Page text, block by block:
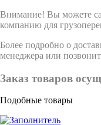
Внимание! Вы можете
компанию для
Более подробно о
менеджера или
Заказ товаров
Подобные товары